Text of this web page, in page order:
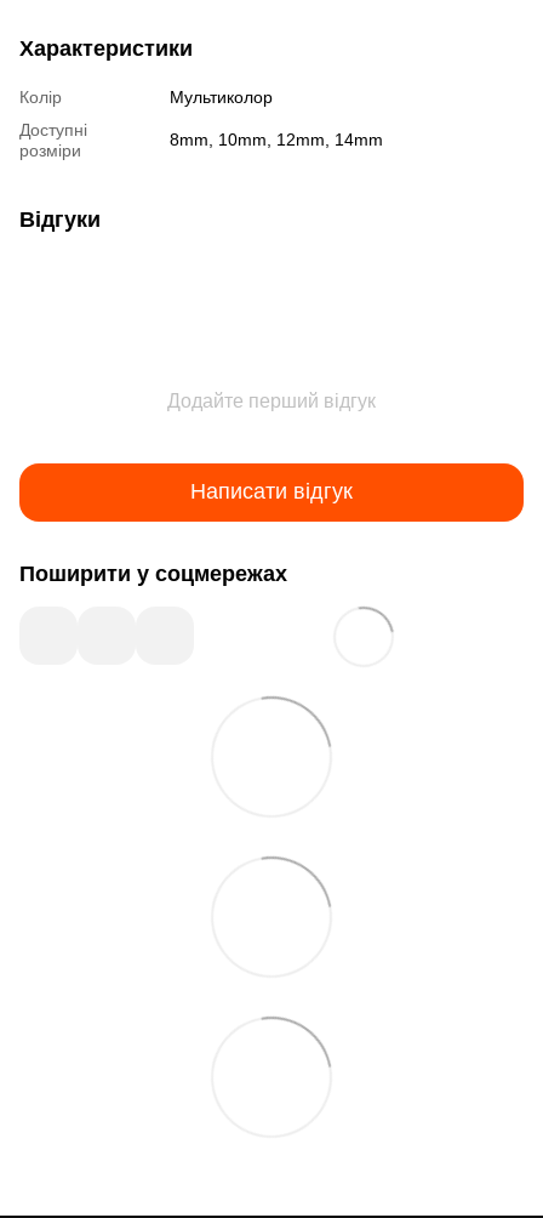
Характеристики
Колір
Мультиколор
Доступні
розміри
8mm, 10mm, 12mm, 14mm
Відгуки
Додайте перший відгук
Написати відгук
Поширити у соцмережах